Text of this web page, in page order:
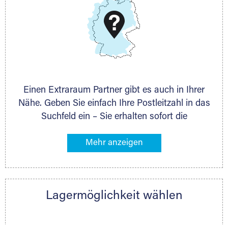
www.dmg-ag.com
Einen Extraraum Partner gibt es auch in Ihrer
Nähe. Geben Sie einfach Ihre Postleitzahl in das
Suchfeld ein – Sie erhalten sofort die
Lagermöglichkeiten in Ihrer Nähe. An zahlreichen
direkt online mieten. Gibt es Extraraum noch
nächstgelegenen Partner und besprechen alles
Lagermöglichkeit wählen